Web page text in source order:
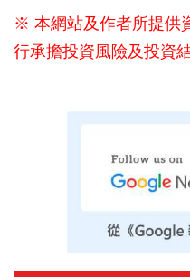
※ 本網站及作者所提供
行承擔投資風險及投資結